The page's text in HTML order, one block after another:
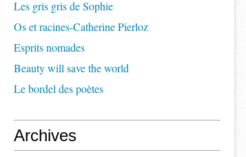
Les gris gris de Sophie
Os et racines-Catherine Pierloz
Esprits nomades
Beauty will save the world
Le bordel des poètes
Archives